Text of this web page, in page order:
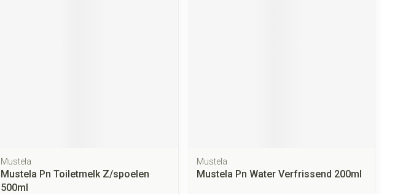
Mustela
Mustela Pn Toiletmelk Z/spoelen
500ml
Mustela
Mustela Pn Water Verfrissend 200ml